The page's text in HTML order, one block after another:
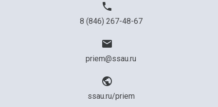
8 (846) 267-48-67
priem@ssau.ru
ssau.ru/priem